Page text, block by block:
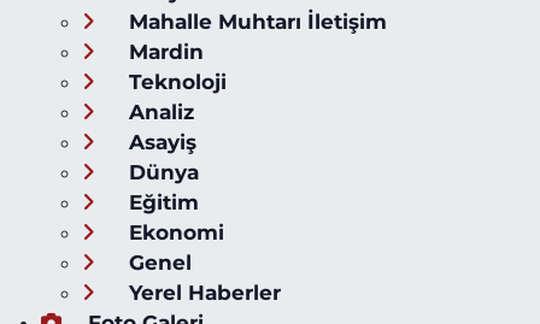
Mahalle Muhtarı İletişim
Mardin
Teknoloji
Analiz
Asayiş
Dünya
Eğitim
Ekonomi
Genel
Yerel Haberler